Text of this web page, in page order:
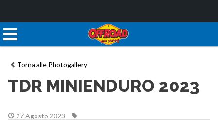
Torna alle Photogallery
TDR MINIENDURO 2023
27 Agosto 2023